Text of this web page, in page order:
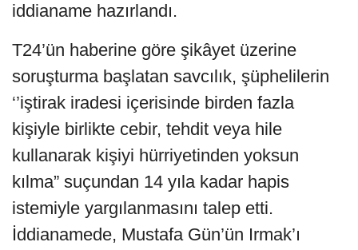
iddianame hazırlandı.
T24’ün haberine göre şikâyet üzerine
soruşturma başlatan savcılık, şüphelilerin
‘’iştirak iradesi içerisinde birden fazla
kişiyle birlikte cebir, tehdit veya hile
kullanarak kişiyi hürriyetinden yoksun
kılma” suçundan 14 yıla kadar hapis
istemiyle yargılanmasını talep etti.
İddianamede, Mustafa Gün’ün Irmak’ı